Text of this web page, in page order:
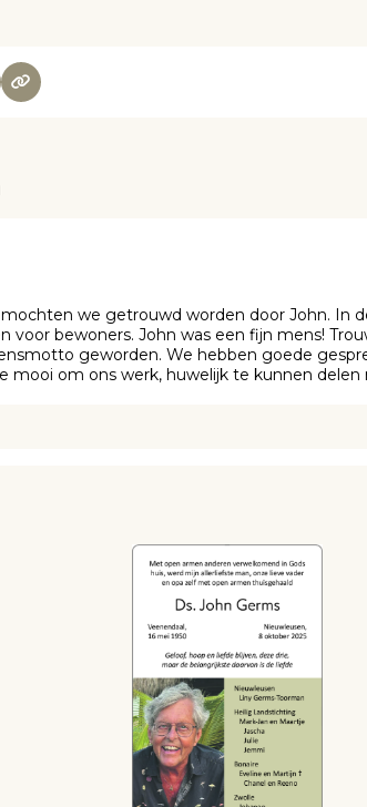
we getrouwd worden door John. In
voor bewoners. John was een fijn mens!
geworden. We hebben goede
mooi om ons werk, huwelijk te kunnen